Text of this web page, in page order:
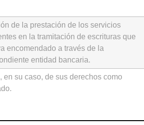
de la prestación de los servicios
en la tramitación de escrituras que
encomendado a través de la
entidad bancaria.
en su caso, de sus derechos como